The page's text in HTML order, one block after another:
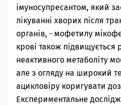
імуносупресантом, який
лікуванні хворих після
органів, - мофетилу
крові також підвищується
неактивного метаболіту
але з огляду на широкий
ацикловіру коригувати
Експериментальне